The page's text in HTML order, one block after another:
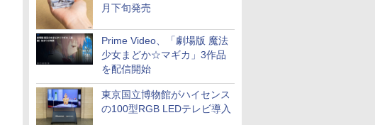
月下旬発売
Prime Video、「劇場版 魔法
少女まどか☆マギカ」3作品
を配信開始
東京国立博物館がハイセンス
の100型RGB LEDテレビ導入